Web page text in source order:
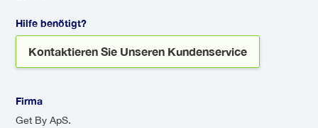
sein, aber aufgrund der
Zwischenstopps länger dauern.
reisen, dass Ihr Fahrer erfahren
ist und Ihre Sicherheit an erster
Stelle steht.
Hilfe benötigt?
Kontaktieren Sie Unseren Kundenservice
Firma
Get By ApS.